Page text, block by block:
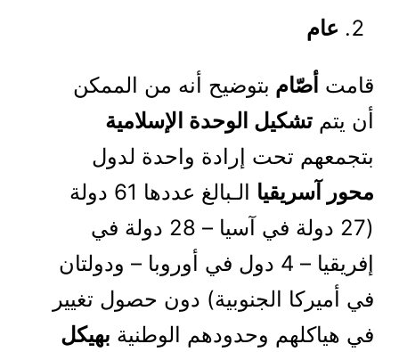
عام
قامت أصّام بتوضيح أنه من الممكن
أن يتم تشكيل الوحدة الإسلامية
بتجمعهم تحت إرادة واحدة لدول
محور آسريقيا
الـبالغ عددها 61 دولة
(27 دولة في آسيا – 28 دولة في
إفريقيا – 4 دول في أوروبا – ودولتان
في أميركا الجنوبية) دون حصول تغيير
في هياكلهم وحدودهم الوطنية بهيكل